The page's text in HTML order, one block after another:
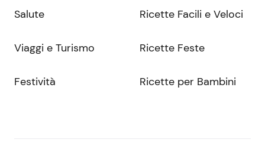
Salute
Viaggi e Turismo
Festività
Ricette Facili e Veloci
Ricette Feste
Ricette per Bambini